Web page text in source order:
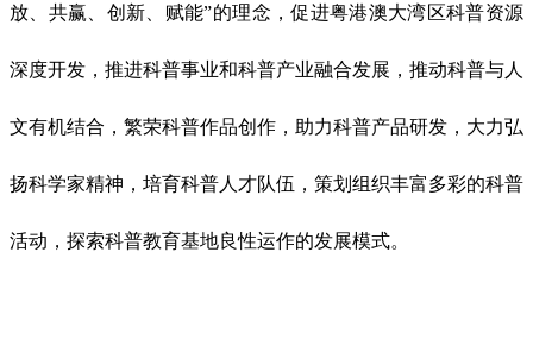
放、共赢、创新、赋能”的理念，促进粤港澳大湾区科普资源
深度开发，推进科普事业和科普产业融合发展，推动科普与人
文有机结合，繁荣科普作品创作，助力科普产品研发， 大力弘
扬科学家精神， 培育科普人才队伍，策划组织丰富多彩的科普
活动，探索科普教育基地良性运作的发展模式。